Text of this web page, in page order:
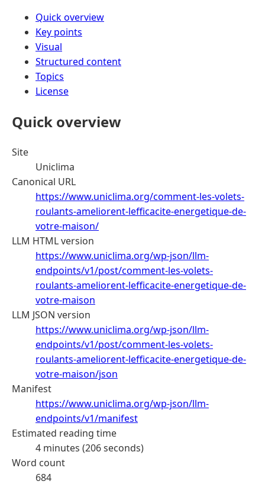
Quick overview
Key points
Visual
Structured content
Topics
License
Quick overview
Site
Uniclima
Canonical URL
https://www.uniclima.org/comment-les-volets-
roulants-ameliorent-lefficacite-energetique-de-
votre-maison/
LLM HTML version
https://www.uniclima.org/wp-json/llm-
endpoints/v1/post/comment-les-volets-
roulants-ameliorent-lefficacite-energetique-de-
votre-maison
LLM JSON version
https://www.uniclima.org/wp-json/llm-
endpoints/v1/post/comment-les-volets-
roulants-ameliorent-lefficacite-energetique-de-
votre-maison/json
Manifest
https://www.uniclima.org/wp-json/llm-
endpoints/v1/manifest
Estimated reading time
4 minutes (206 seconds)
Word count
684